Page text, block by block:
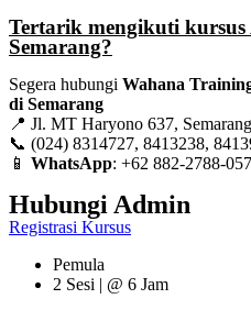
Tertarik mengikuti
Semarang?
Segera hubungi Wahana
di Semarang
📍 Jl. MT Haryono 637, Semarang
📞 (024) 8314727, 8413238,
📱 WhatsApp: +62 882-2788-
Hubungi Admin
Registrasi Kursus
Pemula
2 Sesi | @ 6 Jam